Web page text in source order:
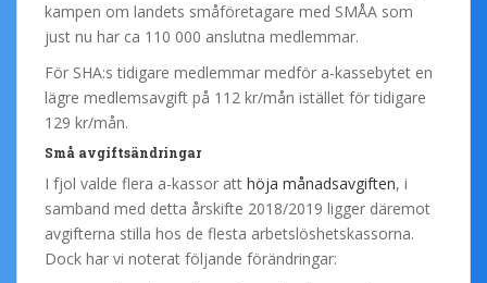
kampen om landets småföretagare med SMÅA som
just nu har ca 110 000 anslutna medlemmar.
För SHA:s tidigare medlemmar medför a-kassebytet en
lägre medlemsavgift på 112 kr/mån istället för tidigare
129 kr/mån.
Små avgiftsändringar
I fjol valde flera a-kassor att höja månadsavgiften, i
samband med detta årskifte 2018/2019 ligger däremot
avgifterna stilla hos de flesta arbetslöshetskassorna.
Dock har vi noterat följande förändringar: